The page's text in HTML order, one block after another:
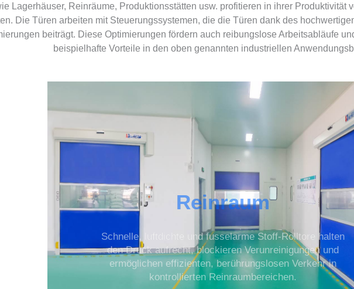
Lagerhäuser, Reinräume, Produktionsstätten usw. profitieren in ihrer Produktivität
Die Türen arbeiten mit Steuerungssystemen, die die Türen dank des
beiträgt. Diese Optimierungen fördern auch reibungslose Arbeitsabläufe
beispielhafte Vorteile in den oben genannten industriellen
Reinraum
Schnelle, luftdichte und fusselarme Stoff-Rolltore halten
den Druck aufrecht, blockieren Verunreinigungen und
ermöglichen effizienten, berührungslosen Verkehr in
kontrollierten Reinraumbereichen.
Mehr erfahren